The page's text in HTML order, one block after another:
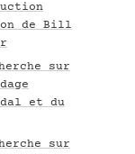
de Bill
sur
et du
sur